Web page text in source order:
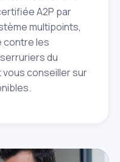
A2P par
multipoints,
contre les
du
conseiller sur